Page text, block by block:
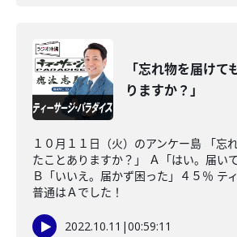
「忘れ物を届けて
りますか？」
１０月１１日（火）のアンケー島 「忘
たことありますか？」 Ａ「はい。届い
Ｂ「いいえ。届かず困った」４５％ テ
普通はＡでした！
2022.10.11 |00:59:11